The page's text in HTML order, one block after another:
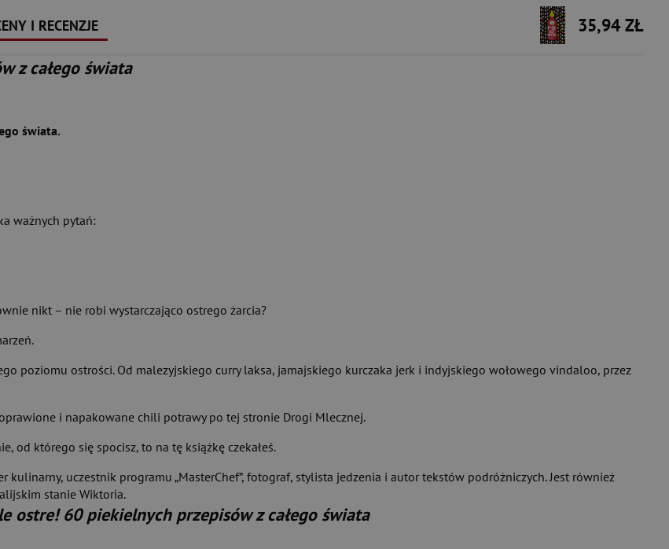
I RECENZJE
35,94 ZŁ
z całego świata
świata.
ważnych pytań:
nikt – nie robi wystarczająco ostrego żarcia?
poziomu ostrości. Od malezyjskiego curry laksa, jamajskiego kurczaka jerk i indyjskiego wołowego vindaloo, przez
i napakowane chili potrawy po tej stronie Drogi Mlecznej.
od którego się spocisz, to na tę książkę czekałeś.
uczestnik programu „MasterChef”, fotograf, stylista jedzenia i autor tekstów podróżniczych. Jest również
stanie Wiktoria.
ostre! 60 piekielnych przepisów z całego świata